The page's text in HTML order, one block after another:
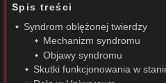
Spis treści
Syndrom oblężonej twierdzy
Mechanizm syndromu
Objawy syndromu
Skutki funkcjonowania w